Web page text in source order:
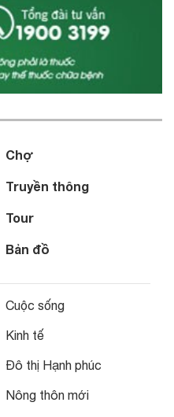
Chợ
Truyền thông
Tour
Bản đồ
Cuộc sống
Kinh tế
Đô thị Hạnh phúc
Nông thôn mới